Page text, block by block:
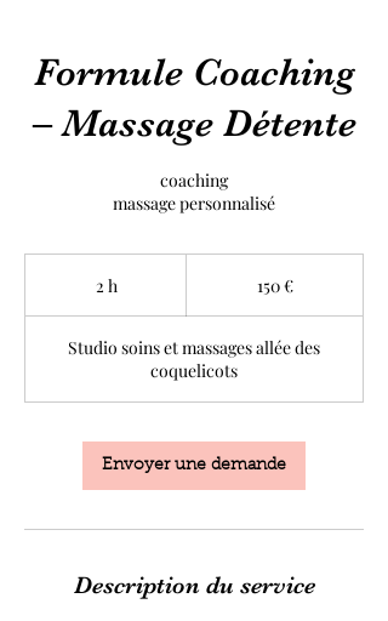
Formule Coaching
– Massage Détente
coaching
massage personnalisé
2 h2
150 €
Studio soins et massages allée des
coquelicots
Envoyer une demande
Description du service